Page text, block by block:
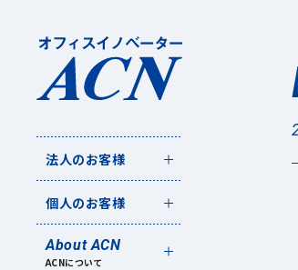
法人のお客様
個人のお客様
About ACN
ACNについて